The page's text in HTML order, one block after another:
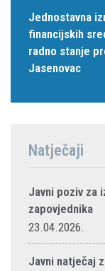
Jednostavna
financijskih
radno stanje
Jasenovac
Natječaji
Javni poziv za
zapovjednika
23.04.2026.
Javni natječaj